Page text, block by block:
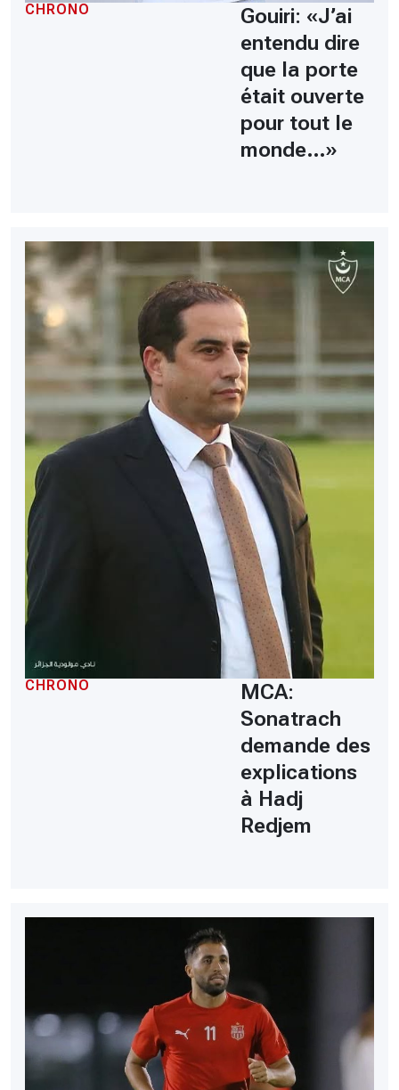
CHRONO
Gouiri: «J’ai
entendu dire
que la porte
était ouverte
pour tout le
monde…»
CHRONO
MCA:
Sonatrach
demande des
explications
à Hadj
Redjem